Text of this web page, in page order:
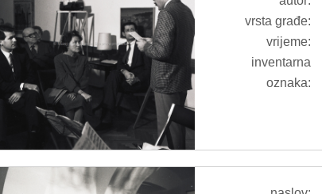
vrsta građe:
vrijeme:
inventarna
oznaka: